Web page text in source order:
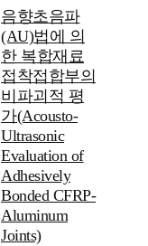
음향초음파
(AU)법에 의
한 복합재료
접착접합부의
비파괴적 평
가(Acousto-
Ultrasonic
Evaluation of
Adhesively
Bonded CFRP-
Aluminum
Joints)